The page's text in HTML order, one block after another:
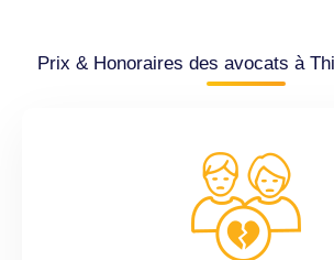
Prix & Honoraires des avocats à